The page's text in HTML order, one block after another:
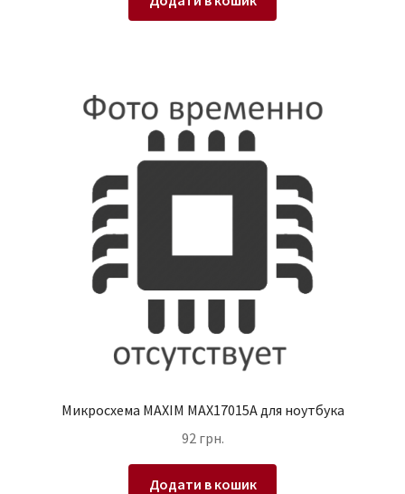
Микросхема MAXIM MAX17015A для ноутбука
92 грн.
Додати в кошик